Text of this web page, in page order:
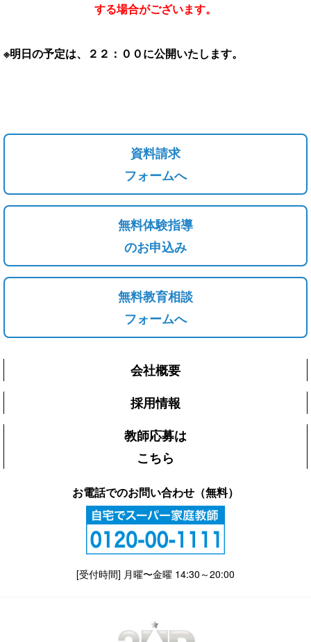
する場合がございます。
※明日の予定は、２２：００に公開いたします。
資料請求
フォームへ
無料体験指導
のお申込み
無料教育相談
フォームへ
会社概要
採用情報
教師応募は
こちら
お電話でのお問い合わせ（無料）
[受付時間] 月曜〜金曜 14:30～20:00